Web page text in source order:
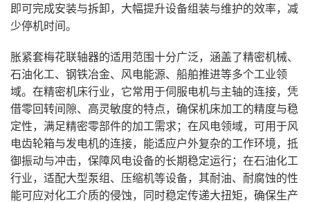
即可完成安装与拆卸，大幅提升设备组装与维护的效率，减
少停机时间。
胀紧套梅花联轴器的适用范围十分广泛，涵盖了精密机械、
石油化工、钢铁冶金、风电能源、船舶推进等多个工业领
域。在精密机床行业，它常用于伺服电机与主轴的连接，凭
借零回转间隙、高灵敏度的特点，确保机床加工的精度与稳
定性，满足精密零部件的加工需求；在风电领域，可用于风
电齿轮箱与发电机的连接，能适应户外复杂的工作环境，抵
御振动与冲击，保障风电设备的长期稳定运行；在石油化工
行业，适配大型泵组、压缩机等设备，其耐油、耐腐蚀的性
能可应对化工介质的侵蚀，同时稳定传递大扭矩，确保生产